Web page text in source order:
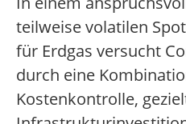
teilweise volatilen
für Erdgas versucht
durch eine
Kostenkontrolle,